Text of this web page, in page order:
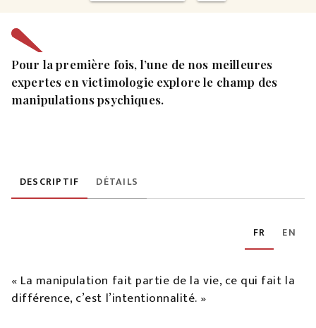
Pour la première fois, l’une de nos meilleures
expertes en victimologie explore le champ des
manipulations psychiques.
DESCRIPTIF DÉTAILS
FR EN
« La manipulation fait partie de la vie, ce qui fait la
différence, c’est l’intentionnalité. »